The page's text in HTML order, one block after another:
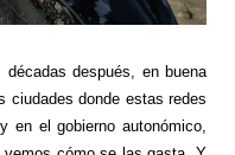
después, en buena
ciudades donde estas redes
en el gobierno autonómico,